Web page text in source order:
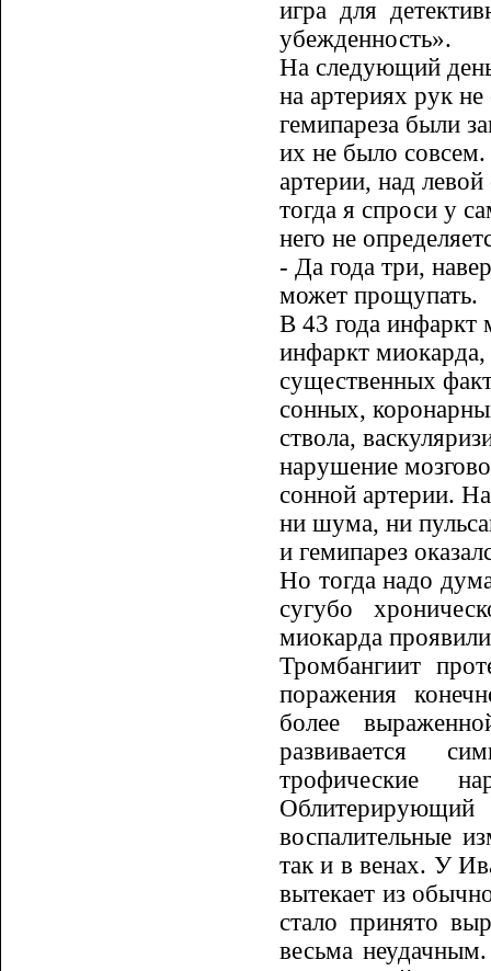
игра для
убежденность».
На следующий
на артери­ях рук
гемипареза были
их не было совсем.
артерии, над
тогда я спроси у
него не
- Да года три,
может прощу­пать.
В 43 года инфаркт
инфаркт ми­о­карда,
существенных
сонных,
ствола,
нарушение
сонной артерии.
ни шума, ни
и гемипарез
Но тогда надо
сугубо
миокарда
Тромбангиит
поражения
более
развивается
трофические
воспалительные
так и в венах. У
вытека­ет из
стало принято
весьма